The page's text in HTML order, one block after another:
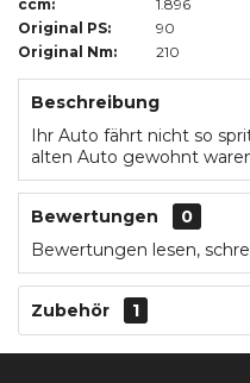
ccm:
1.896
Original PS:
90
Original Nm:
210
Beschreibung
Ihr Auto fährt nicht so
alten Auto gewohnt
Bewertungen
0
Bewertungen lesen,
Zubehör 1